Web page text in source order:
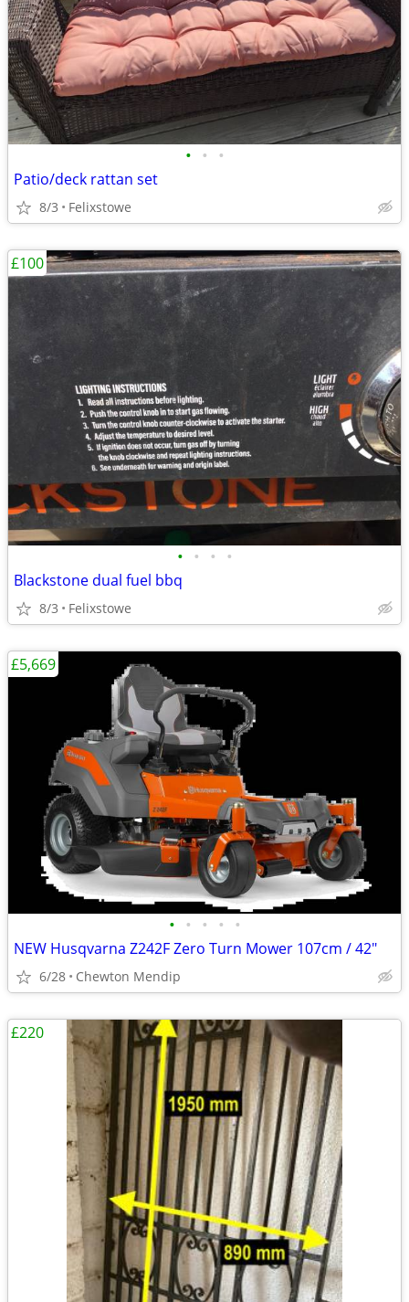
• • •
Patio/deck rattan set
8/3 Felixstowe
• • • •
Blackstone dual fuel bbq
8/3 Felixstowe
£100
• • • • •
NEW Husqvarna Z242F Zero Turn Mower 107cm / 42"
6/28 Chewton Mendip
£5,669
£220